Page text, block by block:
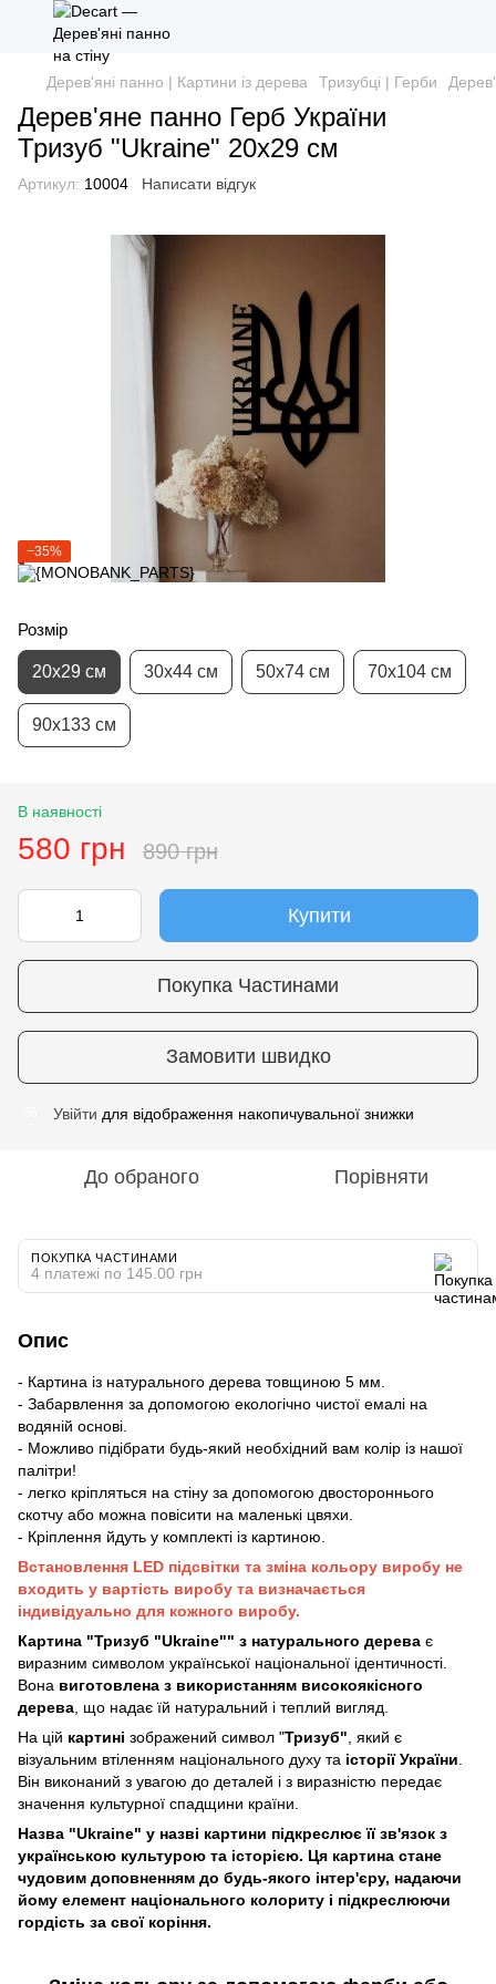
Дерев'яні панно | Картини із дерева Тризубці | Герби
Дерев'яне панно Герб України
Тризуб "Ukraine" 20х29 см
Артикул: 10004 Написати відгук
−35%
Розмір
20х29 см 30х44 см 50х74 см 70х104 см
90х133 см
В наявності
580 грн 890 грн
Купити
Покупка Частинами
Замовити швидко
Увійти для відображення накопичувальної знижки
До обраного Порівняти
ПОКУПКА ЧАСТИНАМИ
4 платежі по 145.00 грн
Опис
- Картина із натурального дерева товщиною 5 мм.
- Забарвлення за допомогою екологічно чистої емалі на
водяній основі.
- Можливо підібрати будь-який необхідний вам колір із нашої
палітри!
- легко кріпляться на стіну за допомогою двостороннього
скотчу або можна повісити на маленькі цвяхи.
- Кріплення йдуть у комплекті із картиною.
Встановлення LED підсвітки та зміна кольору виробу не
входить у вартість виробу та визначається
індивідуально для кожного виробу.
Картина "Тризуб "Ukraine"" з натурального дерева є
виразним символом української національної ідентичності.
Вона виготовлена з використанням високоякісного
дерева , що надає їй натуральний і теплий вигляд.
На цій картині зображений символ "Тризуб" , який є
візуальним втіленням національного духу та історії України
Він виконаний з увагою до деталей і з виразністю передає
значення культурної спадщини країни.
Назва "Ukraine" у назві картини підкреслює її зв'язок з
українською культурою та історією. Ця картина стане
чудовим доповненням до будь-якого інтер'єру, надаючи
йому елемент національного колориту і підкреслюючи
гордість за свої коріння.